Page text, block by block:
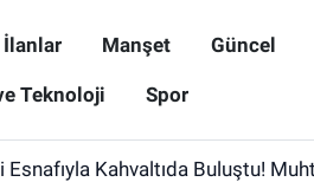
İlanlar Manşet Güncel
Teknoloji Spor
Kahvaltıda Buluştu!